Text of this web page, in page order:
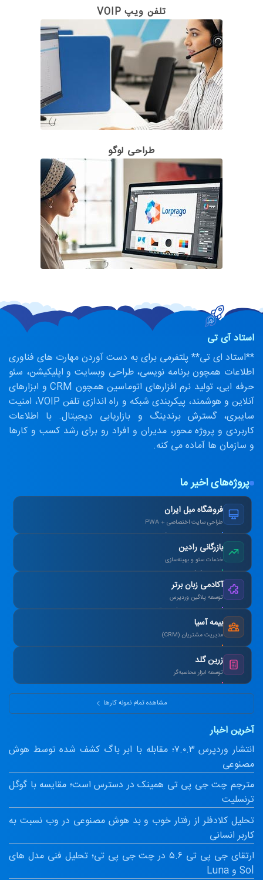
تلفن ویپ VOIP
طراحی لوگو
استاد آی تی
**استاد ای تی** پلتفرمی برای به دست آوردن مهارت های فناوری
اطلاعات همچون برنامه نویسی، طراحی وبسایت و اپلیکیشن، سئو
حرفه ایی، تولید نرم افزارهای اتوماسین همچون CRM و ابزارهای
آنلاین و هوشمند، پیکربندی شبکه و راه اندازی تلفن VOIP، امنیت
سایبری، گسترش برندینگ و بازاریابی دیجیتال. با اطلاعات
کاربردی و پروژه محور، مدیران و افراد رو برای رشد کسب و کارها
و سازمان ها آماده می کنه.
پروژه‌های اخیر ما
فروشگاه مبل ایران
طراحی سایت اختصاصی + PWA
بازرگانی رادین
خدمات سئو و بهینه‌سازی
آکادمی زبان برتر
توسعه پلاگین وردپرس
طراحی سیستم آزمون آنلاین و صدور کارنامه.
بیمه آسیا
مدیریت مشتریان (CRM)
یکپارچه‌سازی اطلاعات و اتوماسیون پیامک.
زرین گلد
توسعه ابزار محاسبه‌گر
ماشین‌حساب پیشرفته سود مرکب و طلا.
مشاهده تمام نمونه کارها
آخرین اخبار
انتشار وردپرس ۷.۰.۳؛ مقابله با ابر باگ کشف شده توسط هوش
مصنوعی
مترجم چت جی پی تی همینک در دسترس است؛ مقایسه با گوگل
ترنسلیت
تحلیل کلادفلر از رفتار خوب و بد هوش مصنوعی در وب نسبت به
کاربر انسانی
ارتقای جی پی تی ۵.۶ در چت جی پی تی؛ تحلیل فنی مدل های
Sol و Luna